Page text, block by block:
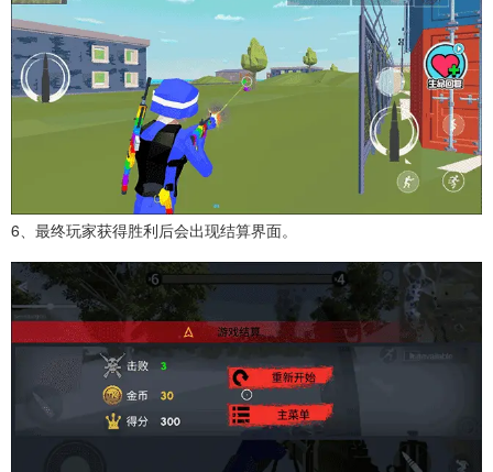
6、最终玩家获得胜利后会出现结算界面。